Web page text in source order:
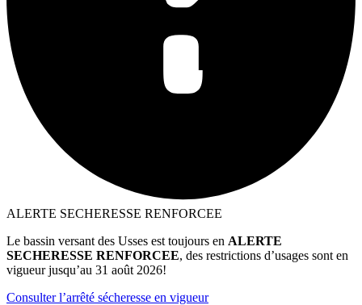
ALERTE SECHERESSE RENFORCEE
Le bassin versant des Usses est toujours en ALERTE
SECHERESSE RENFORCEE, des restrictions d’usages sont en
vigueur jusqu’au 31 août 2026!
Consulter l’arrêté sécheresse en vigueur